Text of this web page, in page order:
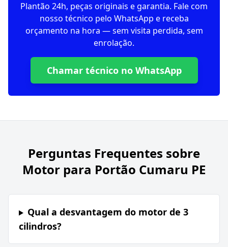
Plantão 24h, peças originais e garantia. Fale com
nosso técnico pelo WhatsApp e receba
orçamento na hora — sem visita perdida, sem
enrolação.
Chamar técnico no WhatsApp
Perguntas Frequentes sobre
Motor para Portão Cumaru PE
Qual a desvantagem do motor de 3
cilindros?